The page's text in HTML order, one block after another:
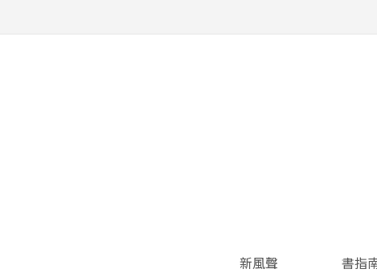
新風聲 書指